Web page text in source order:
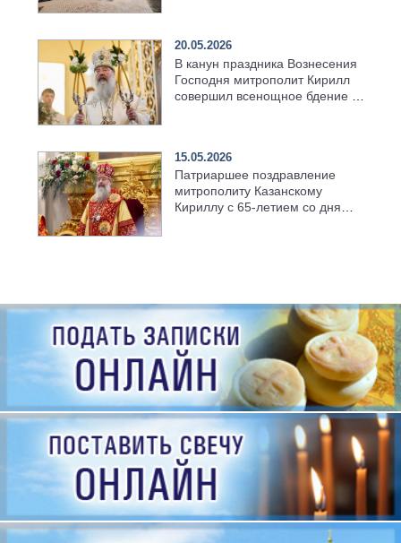
20.05.2026
В канун праздника Вознесения
Господня митрополит Кирилл
совершил всенощное бдение в
15.05.2026
Патриаршее поздравление
митрополиту Казанскому
Кириллу с 65-летием со дня